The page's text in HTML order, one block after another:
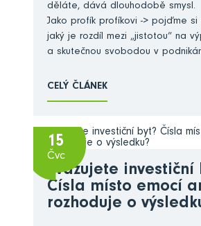
děláte, dává dlouhodobě smysl.
Jako profík profíkovi -> pojďme si
jaký je rozdíl mezi „jistotou“ na
a skutečnou svobodou v
CELÝ ČLÁNEK
15
Čvc
Zvažujete investiční
Čísla místo emocí
rozhoduje o